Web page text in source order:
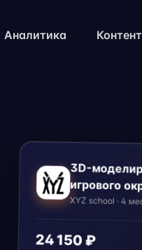
Аналитика Контент
3D-
игрового
XYZ school · 4
24 150 ₽